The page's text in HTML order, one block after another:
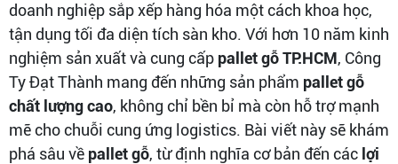
doanh nghiệp sắp xếp hàng hóa một cách khoa học,
tận dụng tối đa diện tích sàn kho. Với hơn 10 năm kinh
nghiệm sản xuất và cung cấp pallet gỗ TP.HCM, Công
Ty Đạt Thành mang đến những sản phẩm pallet gỗ
chất lượng cao, không chỉ bền bỉ mà còn hỗ trợ mạnh
mẽ cho chuỗi cung ứng logistics. Bài viết này sẽ khám
phá sâu về pallet gỗ, từ định nghĩa cơ bản đến các lợi